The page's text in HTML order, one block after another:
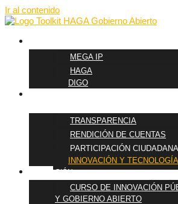
Ir al contenido
MEGA IP
HAGA
DIGO
TRANSPARENCIA
RENDICIÓN DE CUENTAS
PARTICIPACIÓN CIUDADANA
INNOVACIÓN Y TECNOLOGÍA
FORMACIÓN
CURSO DE INNOVACIÓN
Y GOBIERNO ABIERTO